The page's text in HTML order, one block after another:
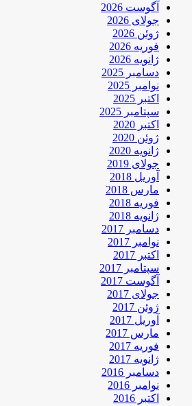
آگوست 2026
جولای 2026
ژوئن 2026
فوریه 2026
ژانویه 2026
دسامبر 2025
نوامبر 2025
اکتبر 2025
سپتامبر 2025
اکتبر 2020
ژوئن 2020
ژانویه 2020
جولای 2019
آوریل 2018
مارس 2018
فوریه 2018
ژانویه 2018
دسامبر 2017
نوامبر 2017
اکتبر 2017
سپتامبر 2017
آگوست 2017
جولای 2017
ژوئن 2017
آوریل 2017
مارس 2017
فوریه 2017
ژانویه 2017
دسامبر 2016
نوامبر 2016
اکتبر 2016